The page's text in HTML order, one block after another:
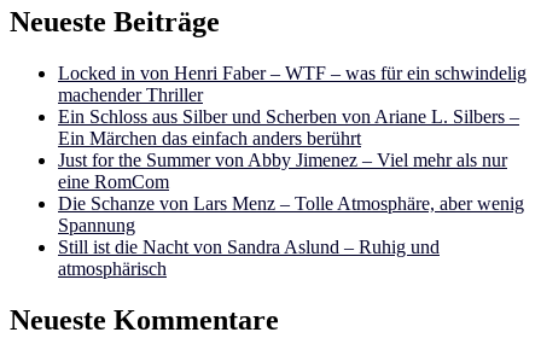
Neueste Beiträge
Locked in von Henri Faber – WTF – was für ein schwindelig
machender Thriller
Ein Schloss aus Silber und Scherben von Ariane L. Silbers –
Ein Märchen das einfach anders berührt
Just for the Summer von Abby Jimenez – Viel mehr als nur
eine RomCom
Die Schanze von Lars Menz – Tolle Atmosphäre, aber wenig
Spannung
Still ist die Nacht von Sandra Aslund – Ruhig und
atmosphärisch
Neueste Kommentare